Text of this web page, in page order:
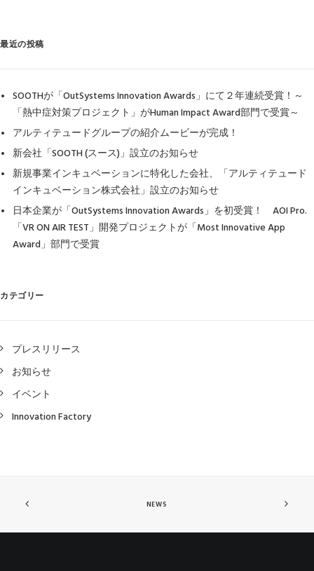
最近の投稿
SOOTHが「OutSystems Innovation Awards」にて２年連続受賞！～
「熱中症対策プロジェクト」がHuman Impact Award部門で受賞～
アルティテュードグループの紹介ムービーが完成！
新会社「SOOTH (スース)」設立のお知らせ
新規事業インキュベーションに特化した会社、「アルティテュード
インキュベーション株式会社」設立のお知らせ
日本企業が「OutSystems Innovation Awards」を初受賞！ AOI Pro.
「VR ON AIR TEST」開発プロジェクトが「Most Innovative App
Award」部門で受賞
カテゴリー
プレスリリース
お知らせ
イベント
Innovation Factory
NEWS